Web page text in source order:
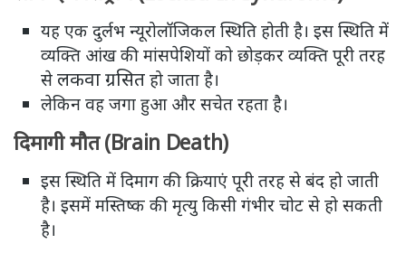
यह एक दुर्लभ न्यूरोलॉजिकल स्थिति होती है। इस स्थिति में
व्यक्ति आंख की मांसपेशियों को छोड़कर व्यक्ति पूरी तरह
से लकवा ग्रसित हो जाता है।
लेकिन वह जगा हुआ और सचेत रहता है।
दिमागी मौत (Brain Death)
इस स्थिति में दिमाग की क्रियाएं पूरी तरह से बंद हो जाती
है। इसमें मस्तिष्क की मृत्यु किसी गंभीर चोट से हो सकती
है।